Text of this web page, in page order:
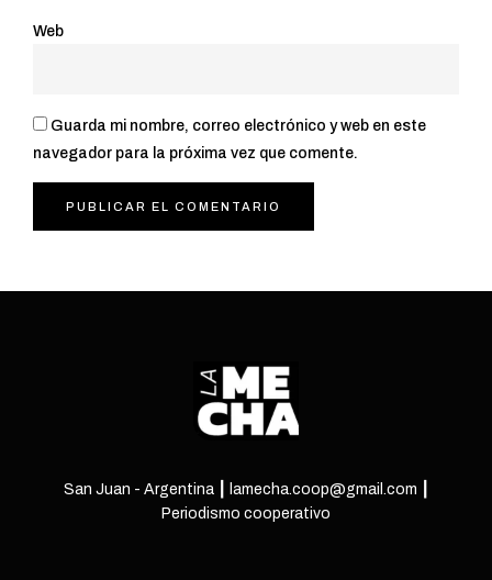
Web
Guarda mi nombre, correo electrónico y web en este
navegador para la próxima vez que comente.
San Juan - Argentina ┃ lamecha.coop@gmail.com ┃
Periodismo cooperativo